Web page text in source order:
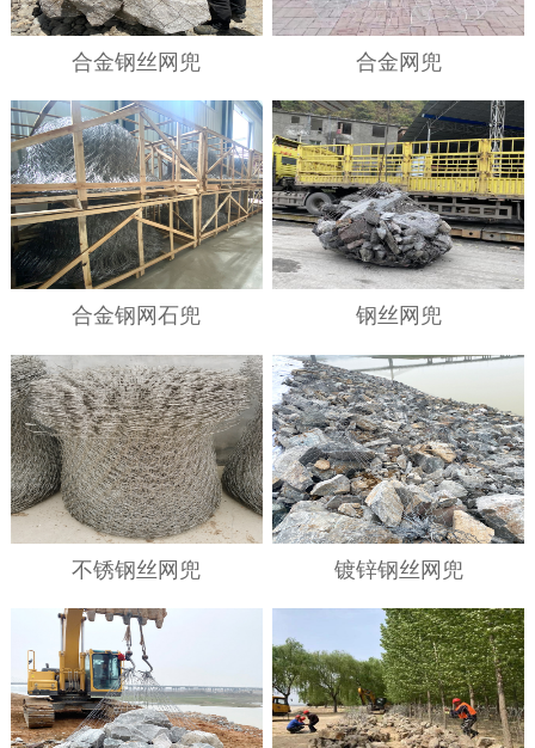
合金钢丝网兜 合金网兜
合金钢网石兜 钢丝网兜
不锈钢丝网兜 镀锌钢丝网兜